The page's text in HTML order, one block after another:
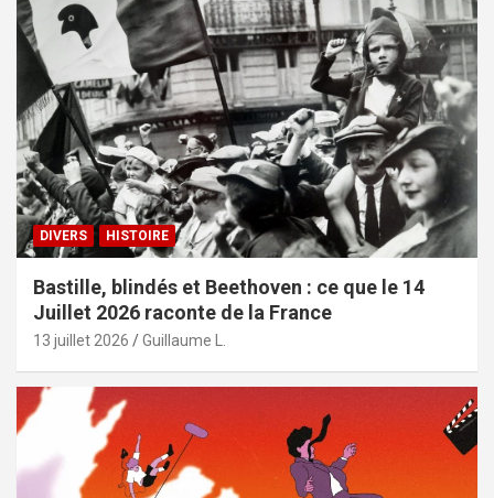
DIVERS HISTOIRE
Bastille, blindés et Beethoven : ce que le 14
Juillet 2026 raconte de la France
13 juillet 2026 Guillaume L.